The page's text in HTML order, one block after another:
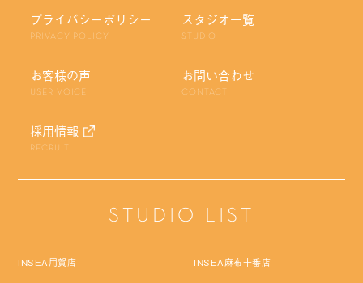
スタジオ一覧
STUDIO
プライバシーポリシー
PRIVACY POLICY
お客様の声
USER VOICE
お問い合わせ
CONTACT
採用情報
RECRUIT
STUDIO LIST
INSEA用賀店 INSEA麻布十番店